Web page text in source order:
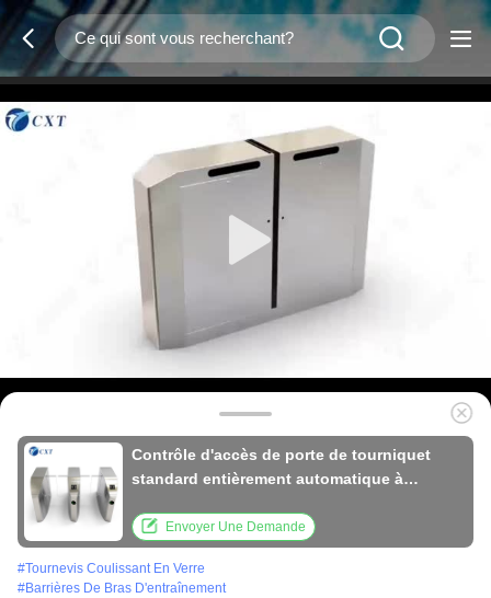
Contrôle d'accès de porte de tourniquet
standard entièrement automatique à
Envoyer Une Demande
#Tournevis Coulissant En Verre
#Barrières De Bras D'entraînement